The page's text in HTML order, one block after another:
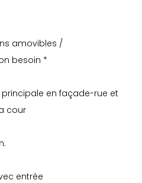
amovibles /
besoin *
en façade-rue et
cour
entrée